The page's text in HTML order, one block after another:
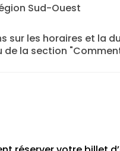
Sud-Ouest
sur les horaires et la
de la section